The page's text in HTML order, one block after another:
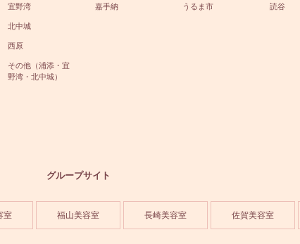
宜野湾
北中城
西原
その他（浦添・宜
野湾・北中城）
嘉手納 うるま市 読谷
グループサイト
室 福山美容室 長崎美容室 佐賀美容室